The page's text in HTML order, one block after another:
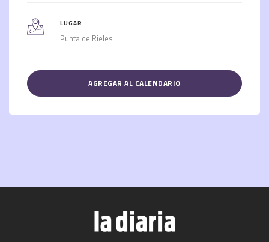
LUGAR
Punta de Rieles
AGREGAR AL CALENDARIO